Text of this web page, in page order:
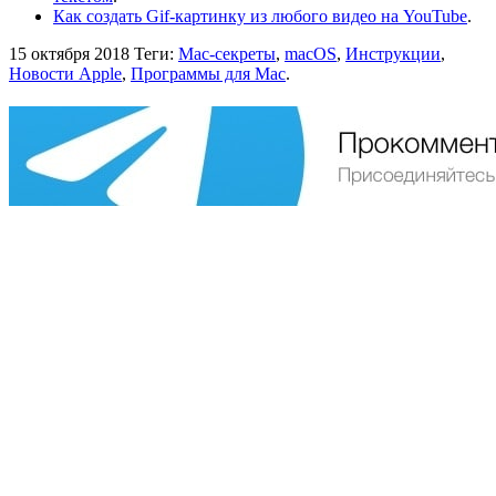
Как создать Gif-картинку из любого видео на YouTube.
15 октября 2018 Теги: Mac-секреты, macOS, Инструкции,
Новости Apple, Программы для Mac.